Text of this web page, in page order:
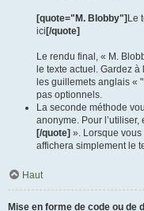
[quote="M. Blobby"] Le
ici [/quote]
Le rendu final, « M.
le texte actuel. Gardez
les guillemets anglais «
pas optionnels.
La seconde méthode
anonyme. Pour
[/quote] ». Lorsque vous
affichera simplement le
Haut
Mise en forme de code ou de